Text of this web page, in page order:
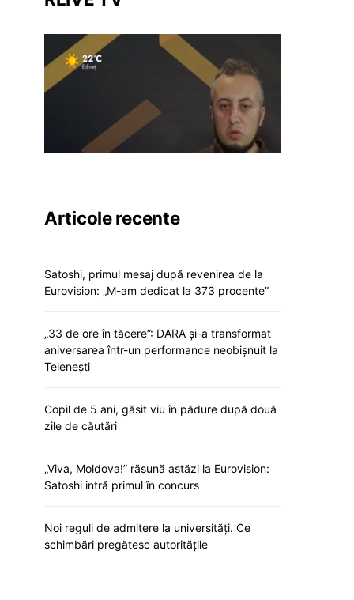
Articole recente
Satoshi, primul mesaj după revenirea de la
Eurovision: „M-am dedicat la 373 procente”
„33 de ore în tăcere”: DARA și-a transformat
aniversarea într-un performance neobișnuit la
Telenești
Copil de 5 ani, găsit viu în pădure după două
zile de căutări
„Viva, Moldova!” răsună astăzi la Eurovision:
Satoshi intră primul în concurs
Noi reguli de admitere la universități. Ce
schimbări pregătesc autoritățile